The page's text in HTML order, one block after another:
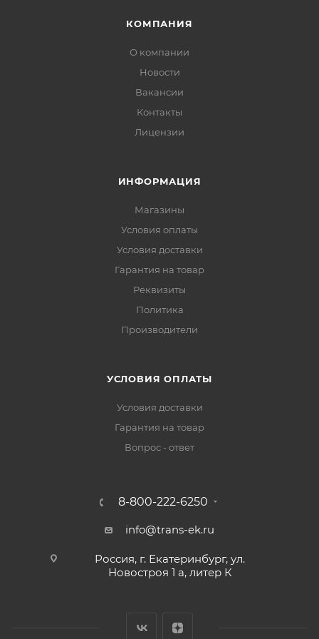
КОМПАНИЯ
О компании
Новости
Вакансии
Контакты
Лицензии
ИНФОРМАЦИЯ
Магазины
Условия оплаты
Условия доставки
Гарантия на товар
Реквизиты
Политика
Производители
УСЛОВИЯ ОПЛАТЫ
Условия доставки
Гарантия на товар
Вопрос - ответ
8-800-222-6250
info@trans-ek.ru
Россия, г. Екатеринбург, ул.
Новостроя 1 а, литер К